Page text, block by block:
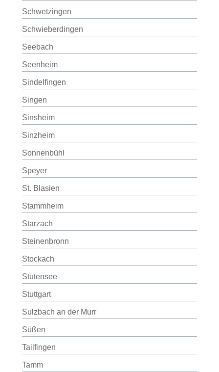
Schwetzingen
Schwieberdingen
Seebach
Seenheim
Sindelfingen
Singen
Sinsheim
Sinzheim
Sonnenbühl
Speyer
St. Blasien
Stammheim
Starzach
Steinenbronn
Stockach
Stutensee
Stuttgart
Sulzbach an der Murr
Süßen
Tailfingen
Tamm